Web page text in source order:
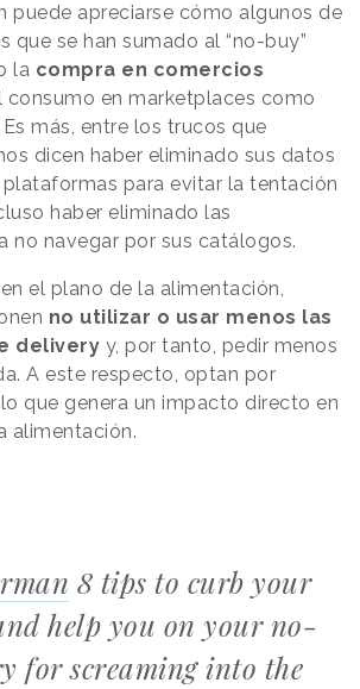
puede apreciarse cómo algunos de
que se han sumado al “no-buy”
la compra en comercios
consumo en marketplaces como
más, entre los trucos que
dicen haber eliminado sus datos
para evitar la tentación
haber eliminado las
no navegar por sus catálogos.
el plano de la alimentación,
no utilizar o usar menos las
delivery y, por tanto, pedir menos
A este respecto, optan por
que genera un impacto directo en
alimentación.
8 tips to curb your
help you on your no-
for screaming into the